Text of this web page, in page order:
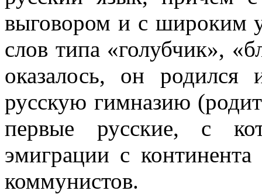
выговором и с широким
слов типа «голубчик»,
оказалось, он
русскую гимназию
первые русские, с
эмиграции с
коммунистов.